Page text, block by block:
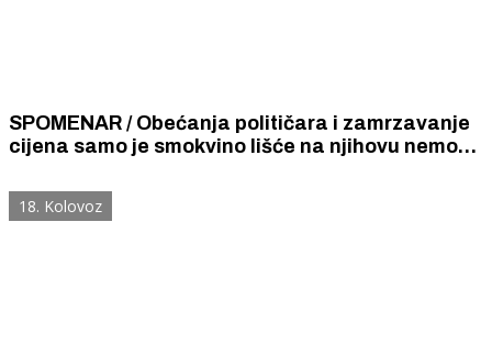
SPOMENAR / Obećanja političara i zamrzavanje
cijena samo je smokvino lišće na njihovu nemoć
rastu cijena.
18. Kolovoz